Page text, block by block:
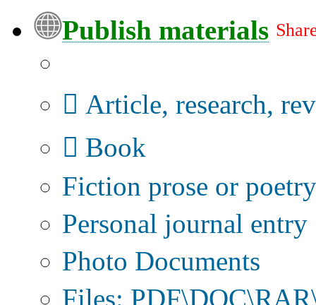
Publish materials
Article, research,
Book
Fiction prose or poetry
Personal journal entry
Photo Documents
Files: